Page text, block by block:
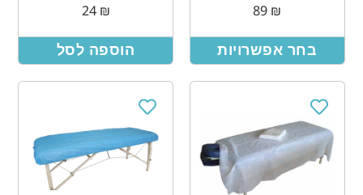
₪
בחר אפשרויות
₪
24
הוספה לסל